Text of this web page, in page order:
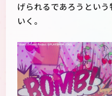
げられるであろうとい
いく。